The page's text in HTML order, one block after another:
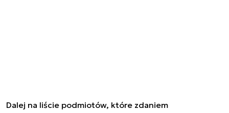
Dalej na liście podmiotów, które zdaniem